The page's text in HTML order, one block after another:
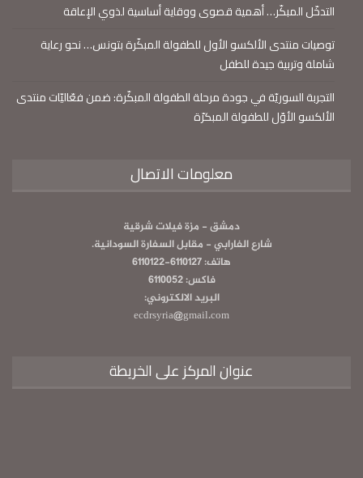
التدخّل المبكّر… أهمية قصوى ووقاية أساسية لذوي الإعاقة
توصيات منتدى الألكسو الأول للطفولة المبكّرة بتونس… نحو رعاية
شاملة وتربية جيدة للطفل
التجربة السوريّة في جودة مرحلة الطفولة المبكّرة: ضمن فعّاليّات منتدى
الألكسو الأوّل للطفولة المبكرّة
معلومات الاتصال
دمشق - مزة فيلات شرقية
شارع الفارابي - مقابل السفارة السودانية.
هاتف: 6110127-6110122
فاكس: 6110052
البريد الالكتروني:
ecdrsyria@gmail.com
عنوان المركز على الخريطة